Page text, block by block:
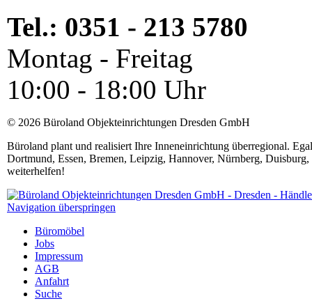
Tel.: 0351 - 213 5780
Montag - Freitag
10:00 - 18:00 Uhr
© 2026 Büroland Objekteinrichtungen Dresden GmbH
Büroland plant und realisiert Ihre Inneneinrichtung überregional.
Dortmund, Essen, Bremen, Leipzig, Hannover, Nürnberg,
weiterhelfen!
Navigation überspringen
Büromöbel
Jobs
Impressum
AGB
Anfahrt
Suche